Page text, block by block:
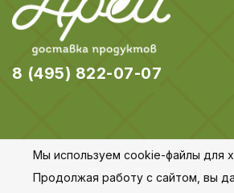
8 (495) 822-07-07
© 2018-2026 Apeti.ru,Карта сайта
Мы используем cookie-файлы для
Продолжая работу с сайтом, вы